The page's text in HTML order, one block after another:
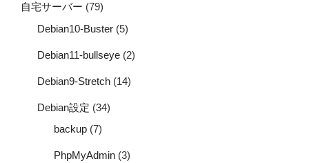
自宅サーバー (79)
Debian10-Buster (5)
Debian11-bullseye (2)
Debian9-Stretch (14)
Debian設定 (34)
backup (7)
PhpMyAdmin (3)